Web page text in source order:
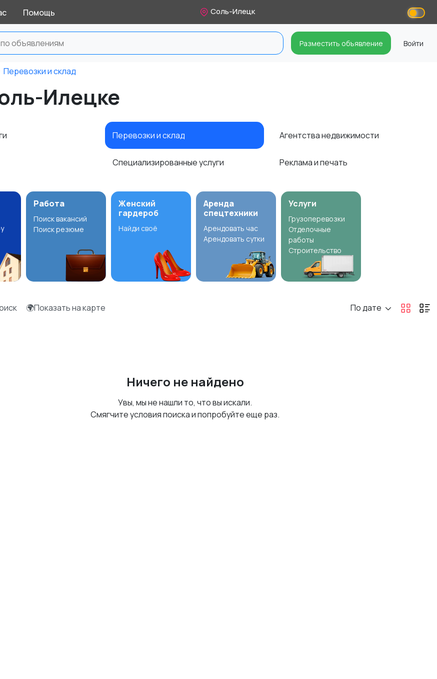
Помощь Соль-Илецк
Разместить объявление Войти
Перевозки и склад
Илецке
Перевозки и склад
Специализированные услуги
Агентства недвижимости
Реклама и печать
Работа
Поиск вакансий
Поиск резюме
Женский
гардероб
Найди своё
Аренда
спецтехники
Арендовать час
Арендовать сутки
Услуги
Грузоперевозки
Отделочные
работы
Строительство
🌍Показать на карте По дате
Ничего не найдено
Увы, мы не нашли то, что вы искали.
Смягчите условия поиска и попробуйте еще раз.